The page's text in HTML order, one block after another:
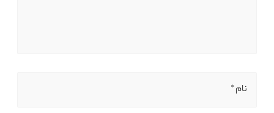
نام *